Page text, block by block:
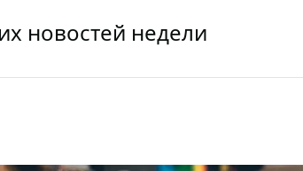
новостей недели